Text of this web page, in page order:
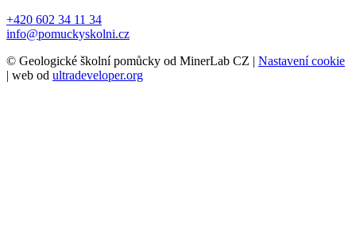
+420 602 34 11 34
info@pomuckyskolni.cz
© Geologické školní pomůcky od MinerLab CZ | Nastavení cookie
| web od ultradeveloper.org